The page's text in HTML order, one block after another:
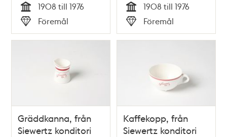
Tid
1908 till 1976
Typ
Föremål Tid
1908 till 1976
Typ
Föremål
Gräddkanna, från
Siewertz konditori
Kaffekopp, från
Siewertz konditori